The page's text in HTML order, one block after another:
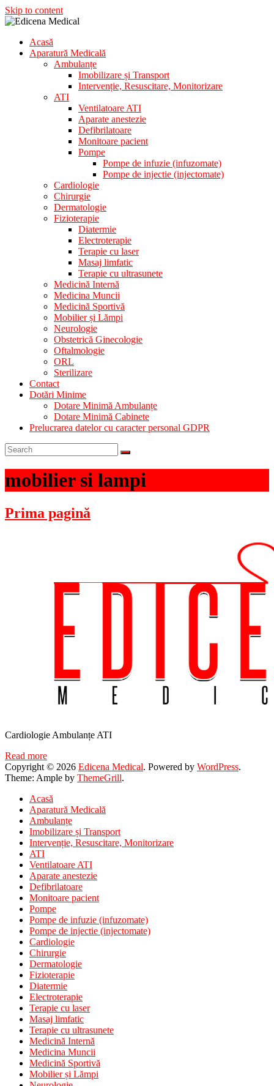
Skip to content
Edicena Medical
Aparatura Medicala
Acasă
Aparatură Medicală
Ambulanțe
Imobilizare și Transport
Intervenție, Resuscitare, Monitorizare
ATI
Ventilatoare ATI
Aparate anestezie
Defibrilatoare
Monitoare pacient
Pompe
Pompe de infuzie (infuzomate)
Pompe de injectie (injectomate)
Cardiologie
Chirurgie
Dermatologie
Fizioterapie
Diatermie
Electroterapie
Terapie cu laser
Masaj limfatic
Terapie cu ultrasunete
Medicină Internă
Medicina Muncii
Medicină Sportivă
Mobilier și Lămpi
Neurologie
Obstetrică Ginecologie
Oftalmologie
ORL
Sterilizare
Contact
Dotări Minime
Dotare Minimă Ambulanțe
Dotare Minimă Cabinete
Prelucrarea datelor cu caracter personal GDPR
mobilier si lampi
Prima pagină
Cardiologie Ambulanțe ATI
Read more
Copyright © 2026 Edicena Medical. Powered by WordPress.
Theme: Ample by ThemeGrill.
Acasă
Aparatură Medicală
Ambulanțe
Imobilizare și Transport
Intervenție, Resuscitare, Monitorizare
ATI
Ventilatoare ATI
Aparate anestezie
Defibrilatoare
Monitoare pacient
Pompe
Pompe de infuzie (infuzomate)
Pompe de injectie (injectomate)
Cardiologie
Chirurgie
Dermatologie
Fizioterapie
Diatermie
Electroterapie
Terapie cu laser
Masaj limfatic
Terapie cu ultrasunete
Medicină Internă
Medicina Muncii
Medicină Sportivă
Mobilier și Lămpi